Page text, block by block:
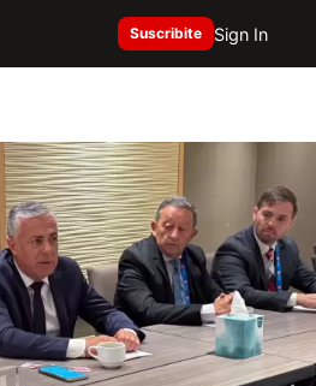
Suscribite Sign In